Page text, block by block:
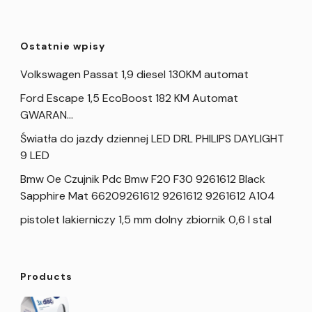
Ostatnie wpisy
Volkswagen Passat 1,9 diesel 130KM automat
Ford Escape 1,5 EcoBoost 182 KM Automat
GWARAN…
Światła do jazdy dziennej LED DRL PHILIPS DAYLIGHT
9 LED
Bmw Oe Czujnik Pdc Bmw F20 F30 9261612 Black
Sapphire Mat 66209261612 9261612 9261612 A104
pistolet lakierniczy 1,5 mm dolny zbiornik 0,6 l stal
Products